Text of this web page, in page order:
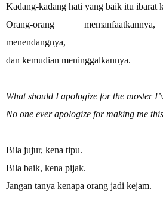
Kadang-kadang hati yang baik itu ibarat
Orang-orang
menendangnya,
dan kemudian meninggalkannya.
What should I apologize for the moster
No one ever apologize for making me
Bila jujur, kena tipu.
Bila baik, kena pijak.
Jangan tanya kenapa orang jadi kejam.